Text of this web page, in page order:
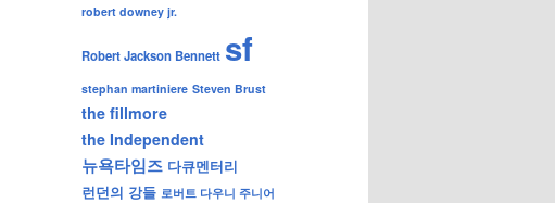
robert downey jr.
Robert Jackson Bennett sf
stephan martiniere Steven Brust
the fillmore
the Independent
뉴욕타임즈 다큐멘터리
런던의 강들 로버트 다우니 주니어